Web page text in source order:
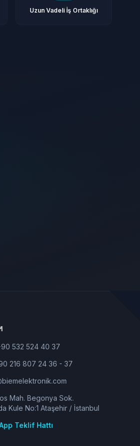
Uzun Vadeli İş Ortaklığı
532 524 40 37
216 807 24 36 - 37
Mah. Begonya Sok.
Kule No:1 Ataşehir / İstanbul
Teklif Hattı